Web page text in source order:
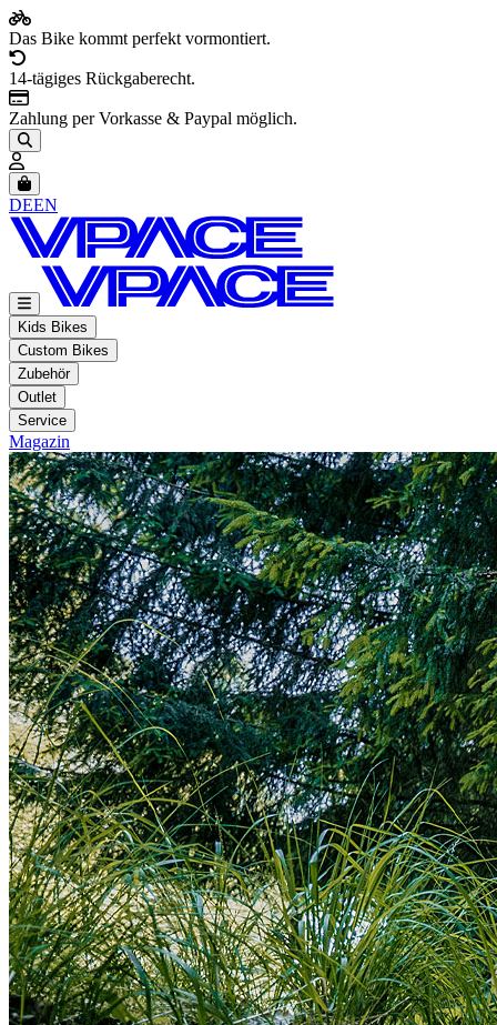
Das Bike kommt perfekt vormontiert.
14-tägiges Rückgaberecht.
Zahlung per Vorkasse & Paypal möglich.
Artikel im Warenkorb, Warenkorb anzeigen
DEEN
Kids Bikes
Custom Bikes
Zubehör
Outlet
Service
Magazin